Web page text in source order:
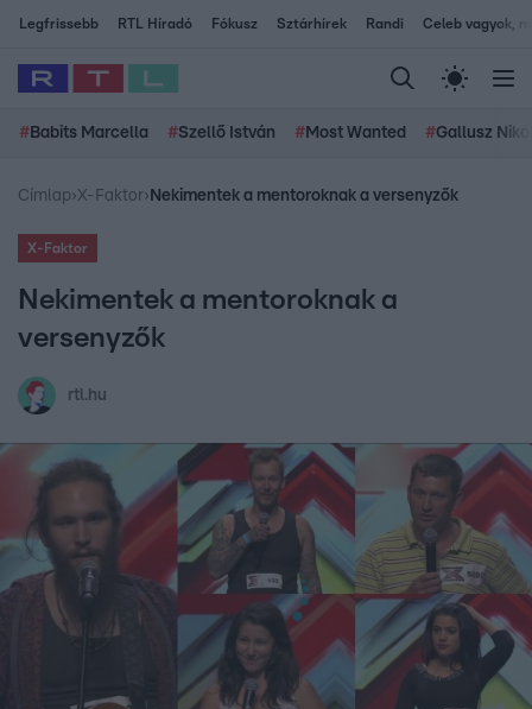
Legfrissebb RTL Híradó Fókusz Sztárhírek Randi Celeb vagyok,
# Babits Marcella #Szellő István # Most Wanted #Gallusz
Címlap›X-Faktor› Nekimentek a mentoroknak a versenyzők
X-Faktor
Nekimentek a mentoroknak a
versenyzők
rtl.hu